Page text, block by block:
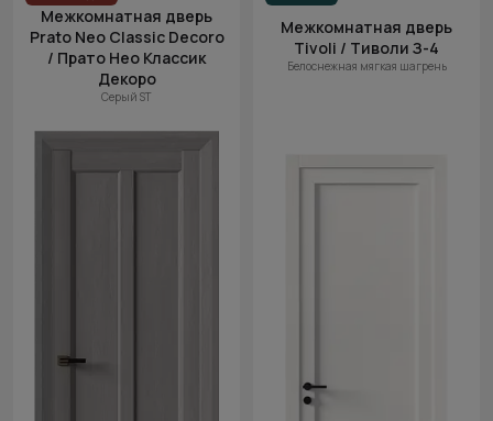
Межкомнатная дверь
Prato Neo Classic Decoro
/ Прато Нео Классик
Декоро
Серый ST
Межкомнатная дверь
Tivoli / Тиволи З-4
Белоснежная мягкая шагрень